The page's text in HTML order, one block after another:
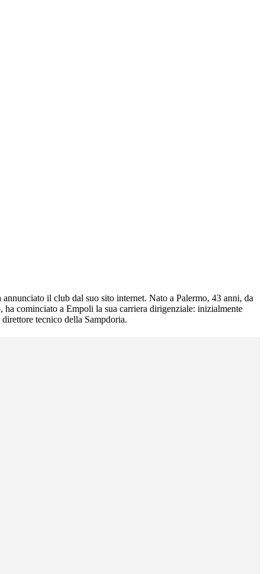
il club dal suo sito internet. Nato a Palermo, 43 anni, da
cominciato a Empoli la sua carriera dirigenziale: inizialmente
tecnico della Sampdoria.